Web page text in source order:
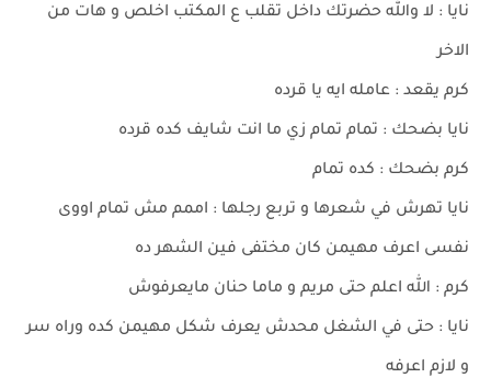
نايا : لا والله حضرتك داخل تقلب ع المكتب اخلص و هات من
الاخر
كرم يقعد : عامله ايه يا قرده
نايا بضحك : تمام تمام زي ما انت شايف كده قرده
كرم بضحك : كده تمام
نايا تهرش في شعرها و تربع رجلها : اممم مش تمام اووى
نفسى اعرف مهيمن كان مختفى فين الشهر ده
كرم : الله اعلم حتى مريم و ماما حنان مايعرفوش
نايا : حتى في الشغل محدش يعرف شكل مهيمن كده وراه سر
و لازم اعرفه